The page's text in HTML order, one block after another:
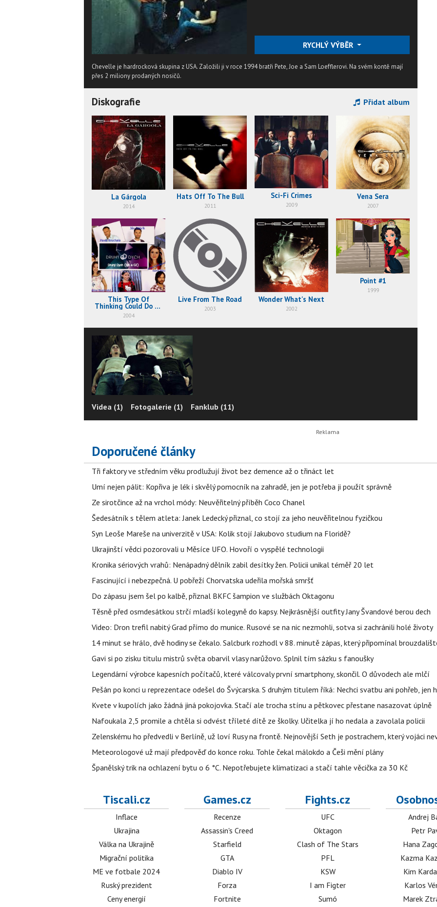
RYCHLÝ VÝBĚR
Chevelle je hardrocková skupina z USA. Založili ji v roce 1994 bratři Pete, Joe a Sam Loefflerovi. Na svém kontě mají
přes 2 miliony prodaných nosičů.
Diskografie Přidat album
La Gárgola
2014
Hats Off To The Bull
2011
Sci-Fi Crimes
2009
Vena Sera
2007
This Type Of
Thinking Could Do Us
In
2004
Live From The Road
2003
Wonder What's Next
2002
Point #1
1999
Videa (1) Fotogalerie (1) Fanklub (11)
Doporučené články
Tři faktory ve středním věku prodlužují život bez demence až o třináct let
Umí nejen pálit: Kopřiva je lék i skvělý pomocník na zahradě, jen je potřeba ji použít správně
Ze sirotčince až na vrchol módy: Neuvěřitelný příběh Coco Chanel
Šedesátník s tělem atleta: Janek Ledecký přiznal, co stojí za jeho neuvěřitelnou fyzičkou
Syn Leoše Mareše na univerzitě v USA: Kolik stojí Jakubovo studium na Floridě?
Ukrajinští vědci pozorovali u Měsíce UFO. Hovoří o vyspělé technologii
Kronika sériových vrahů: Nenápadný dělník zabil desítky žen. Policii unikal téměř 20 let
Fascinující i nebezpečná. U pobřeží Chorvatska udeřila mořská smršť
Do zápasu jsem šel po kalbě, přiznal BKFC šampion ve službách Oktagonu
Těsně před osmdesátkou strčí mladší kolegyně do kapsy. Nejkrásnější outfity Jany Švandové berou dech
Video: Dron trefil nabitý Grad přímo do munice. Rusové se na nic nezmohli, sotva si zachránili holé životy
14 minut se hrálo, dvě hodiny se čekalo. Salcburk rozhodl v 88. minutě zápas, který připomínal
Gavi si po zisku titulu mistrů světa obarvil vlasy narůžovo. Splnil tím sázku s fanoušky
Legendární výrobce kapesních počítačů, které válcovaly první smartphony, skončil. O důvodech ale mlčí
Pešán po konci u reprezentace odešel do Švýcarska. S druhým titulem říká: Nechci svatbu ani pohřeb, jen
Kvete v kupolích jako žádná jiná pokojovka. Stačí ale trocha stínu a pětkovec přestane nasazovat úplně
Nafoukala 2,5 promile a chtěla si odvést tříleté dítě ze školky. Učitelka jí ho nedala a zavolala policii
Zelenskému ho předvedli v Berlíně, už loví Rusy na frontě. Nejnovější Seth je postrachem, který vojáci
Meteorologové už mají předpověď do konce roku. Tohle čekal málokdo a Češi mění plány
Španělský trik na ochlazení bytu o 6 °C. Nepotřebujete klimatizaci a stačí tahle věcička za 30 Kč
Tiscali.cz
Inflace
Ukrajina
Válka na Ukrajině
Migrační politika
ME ve fotbale 2024
Ruský prezident
Ceny energií
Games.cz
Recenze
Assassin's Creed
Starfield
GTA
Diablo IV
Forza
Fortnite
Fights.cz
UFC
Oktagon
Clash of The Stars
PFL
KSW
I am Figter
Sumó
Andrej
Petr
Hana
Kazma
Kim
Karlos
Marek